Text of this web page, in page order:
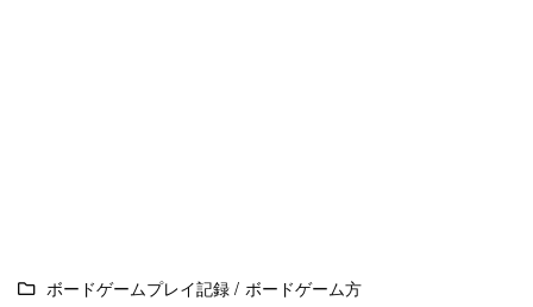
ボードゲームプレイ記録/ ボードゲーム方